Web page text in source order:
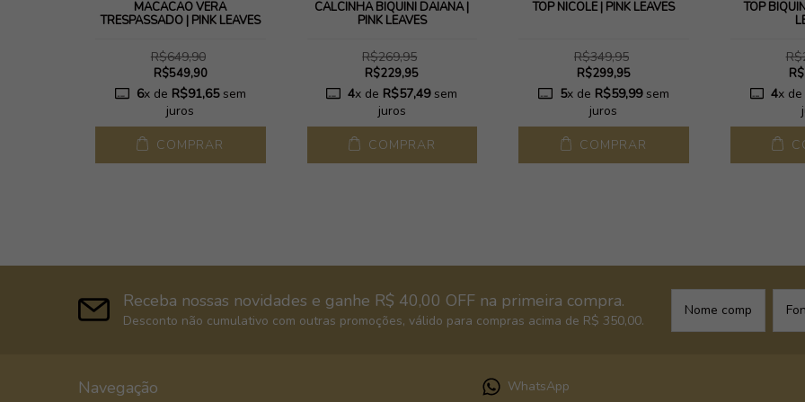
MACACAO VERA
TRESPASSADO | PINK LEAVES
R$649,90
R$549,90
6x de R$91,65sem
juros
COMPRAR
CALCINHA BIQUINI DAIANA |
PINK LEAVES
R$269,95
R$229,95
4x de R$57,49sem
juros
COMPRAR
TOP NICOLE | PINK LEAVES
R$349,95
R$299,95
5x de R$59,99sem
juros
COMPRAR
TOP
4x de
Receba nossas novidades e ganhe R$ 40,00 OFF na primeira compra.
Desconto não cumulativo com outras promoções, válido para compras acima de R$ 350,00.
Navegação WhatsApp